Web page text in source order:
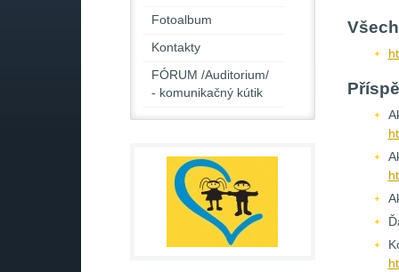
Fotoalbum
Kontakty
FÓRUM /Auditorium/
- komunikačný kútik